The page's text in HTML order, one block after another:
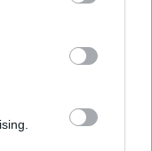
third-party tags to
in below Google
ζυμάρια
του
και έξι
το πρώτο της